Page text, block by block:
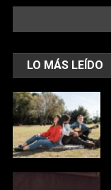
LO MÁS LEÍDO